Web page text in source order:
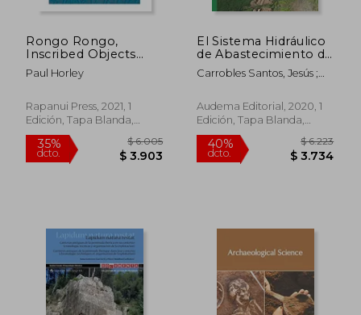
Rongo Rongo,
Inscribed Objects
from Rapa Nui (en
Inglés)
Paul Horley
Rapanui Press, 2021, 1
Edición, Tapa Blanda,
Nuevo
El Sistema Hidráulico
de Abastecimiento de
Aguas a la Ciudad de
Segóbriga la
y Llanos de Pinilla
Carrobles Santos, Jesús ;
Barroso Cabrera, Rafael
Audema Editorial, 2020, 1
Edición, Tapa Blanda,
Nuevo